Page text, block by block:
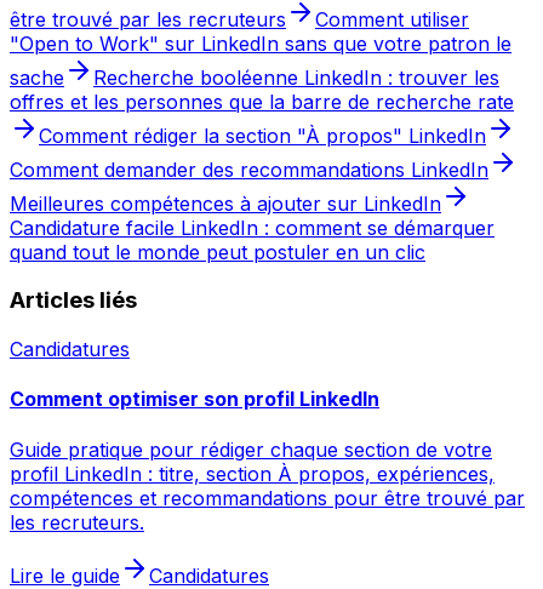
être trouvé par les recruteurs
Comment utiliser
"Open to Work" sur LinkedIn sans que votre patron le
sache
Recherche booléenne LinkedIn : trouver les
offres et les personnes que la barre de recherche rate
Comment rédiger la section "À propos" LinkedIn
Comment demander des recommandations LinkedIn
Meilleures compétences à ajouter sur LinkedIn
Candidature facile LinkedIn : comment se démarquer
quand tout le monde peut postuler en un clic
Articles liés
Candidatures
Comment optimiser son profil LinkedIn
Guide pratique pour rédiger chaque section de votre
profil LinkedIn : titre, section À propos, expériences,
compétences et recommandations pour être trouvé par
les recruteurs.
Lire le guide Candidatures